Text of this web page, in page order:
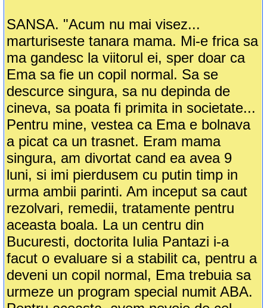
SANSA. "Acum nu mai visez...
marturiseste tanara mama. Mi-e frica sa
ma gandesc la viitorul ei, sper doar ca
Ema sa fie un copil normal. Sa se
descurce singura, sa nu depinda de
cineva, sa poata fi primita in societate...
Pentru mine, vestea ca Ema e bolnava
a picat ca un trasnet. Eram mama
singura, am divortat cand ea avea 9
luni, si imi pierdusem cu putin timp in
urma ambii parinti. Am inceput sa caut
rezolvari, remedii, tratamente pentru
aceasta boala. La un centru din
Bucuresti, doctorita Iulia Pantazi i-a
facut o evaluare si a stabilit ca, pentru a
deveni un copil normal, Ema trebuia sa
urmeze un program special numit ABA.